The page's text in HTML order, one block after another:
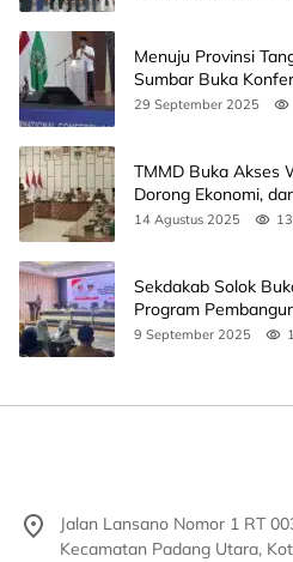
Menuju Provinsi
Sumbar Buka
Unand
29 September 2025
TMMD Buka Akses
Dorong Ekonomi,
14 Agustus 2025
Sekdakab Solok
Program
Pendidikan
9 September 2025
Jalan Lansano Nomor 1 RT
Kecamatan Padang Utara,